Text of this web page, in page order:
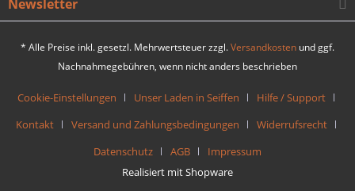
Newsletter
* Alle Preise inkl. gesetzl. Mehrwertsteuer zzgl.Versandkosten und ggf.
Nachnahmegebühren, wenn nicht anders beschrieben
Cookie-Einstellungen Unser Laden in Seiffen
Hilfe / Support
Kontakt
Versand und Zahlungsbedingungen
Widerrufsrecht
Datenschutz
AGB
Impressum
Realisiert mit Shopware